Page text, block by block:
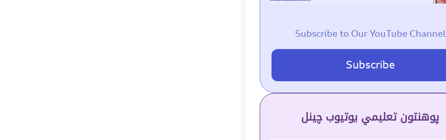
Subscribe to Our YouTube Channel
Subscribe
پوهنتون تعلیمي یوتیوب چینل